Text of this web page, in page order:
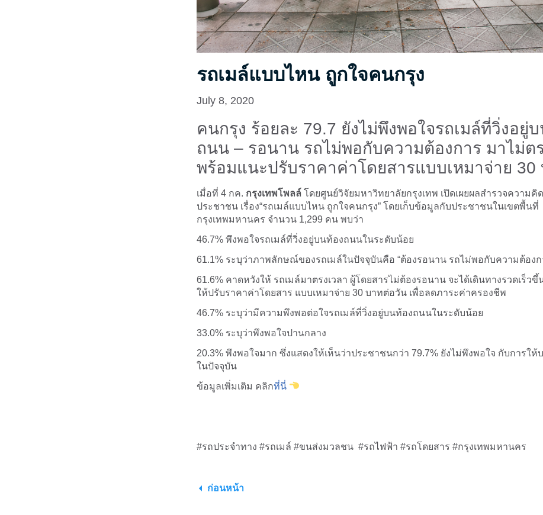
รถเมล์แบบไหน ถูกใจคนกรุง
July 8, 2020
คนกรุง ร้อยละ 79.7 ยังไม่พึงพอใจรถเมล์ที่วิ่งอยู่
ถนน – รอนาน รถไม่พอกับความต้องการ มาไม่ตร
พร้อมแนะปรับราคาค่าโดยสารแบบเหมาจ่าย 30
เมื่อที่ 4 กค. กรุงเทพโพลล์ โดยศูนย์วิจัยมหาวิทยาลัยกรุงเทพ เปิดเผยผลสำรวจความคิ
ประชาชน เรื่อง“รถเมล์แบบไหน ถูกใจคนกรุง” โดยเก็บข้อมูลกับประชาชนในเขตพื้นที่
กรุงเทพมหานคร จำนวน 1,299 คน พบว่า
46.7% พึงพอใจรถเมล์ที่วิ่งอยู่บนท้องถนนในระดับน้อย
61.1% ระบุว่าภาพลักษณ์ของรถเมล์ในปัจจุบันคือ “ต้องรอนาน รถไม่พอกับความต้องก
61.6% คาดหวังให้ รถเมล์มาตรงเวลา ผู้โดยสารไม่ต้องรอนาน จะได้เดินทางรวดเร็ว
ให้ปรับราคาค่าโดยสาร แบบเหมาจ่าย 30 บาทต่อวัน เพื่อลดภาระค่าครองชีพ
46.7% ระบุว่ามีความพึงพอต่อใจรถเมล์ที่วิ่งอยู่บนท้องถนนในระดับน้อย
33.0% ระบุว่าพึงพอใจปานกลาง
20.3% พึงพอใจมาก ซึ่งแสดงให้เห็นว่าประชาชนกว่า 79.7% ยังไม่พึงพอใจ กับการให้
ในปัจจุบัน
ข้อมูลเพิ่มเติม คลิกที่นี่
#รถประจำทาง #รถเมล์ #ขนส่งมวลชน #รถไฟฟ้า #รถโดยสาร #กรุงเทพมหานคร
ก่อนหน้า